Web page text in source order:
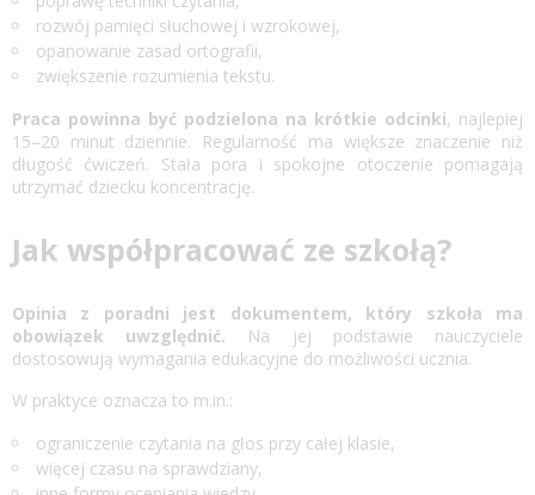
rozwój pamięci słuchowej i wzrokowej,
opanowanie zasad ortografii,
zwiększenie rozumienia tekstu.
Praca powinna być podzielona na krótkie odcinki, najlepiej
15–20 minut dziennie. Regularność ma większe znaczenie niż
długość ćwiczeń. Stała pora i spokojne otoczenie pomagają
utrzymać dziecku koncentrację.
Jak współpracować ze szkołą?
Opinia z poradni jest dokumentem, który szkoła ma
obowiązek uwzględnić. Na jej podstawie nauczyciele
dostosowują wymagania edukacyjne do możliwości ucznia.
W praktyce oznacza to m.in.:
ograniczenie czytania na głos przy całej klasie,
więcej czasu na sprawdziany,